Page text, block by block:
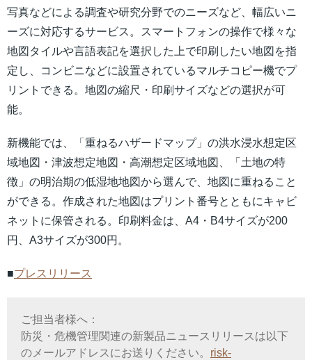
写真などによる調査や研究分野でのニーズなど、幅広いニ
ーズに対応するサービス。スマートフォンの操作で様々な
地図タイルや言語表記を選択した上で印刷したい地図を指
定し、コンビニなどに設置されているマルチコピー機でプ
リントできる。地図の縮尺・印刷サイズなどの選択が可
能。
新機能では、「重ねるハザードマップ」の洪水浸水想定区
域地図・津波想定地図・高潮想定区域地図、「土地の特
徴」の明治期の低湿地地図から選んで、地図に重ねること
ができる。作成された地図はプリント番号とともにキャビ
ネットに保管される。印刷料金は、A4・B4サイズが200
円、A3サイズが300円。
■プレスリリース
ご担当者様へ：
防災・危機管理関連の新製品ニュースリリースは以下
のメールアドレスにお送りください。 risk-